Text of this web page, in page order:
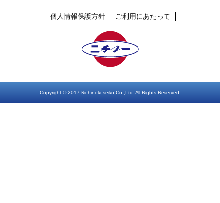
個人情報保護方針 ご利用にあたって
Copyright © 2017 Nichinoki seiko Co.,Ltd. All Rights Reserved.